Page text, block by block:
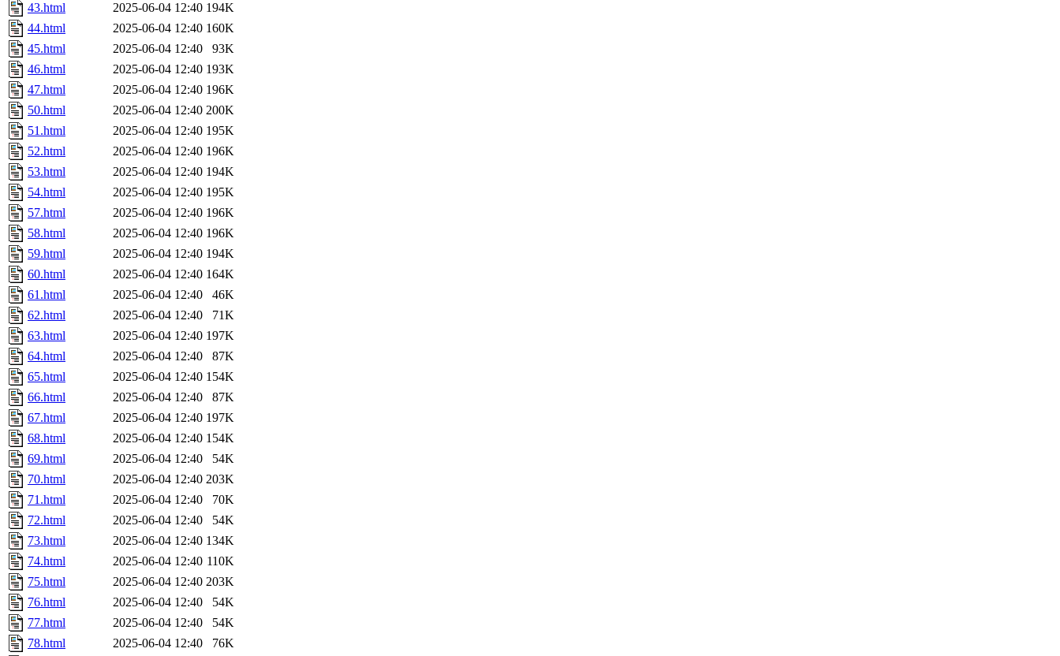
43.html
2025-06-04 12:40 194K
44.html
2025-06-04 12:40 160K
45.html
2025-06-04 12:40
93K
46.html
2025-06-04 12:40 193K
47.html
2025-06-04 12:40 196K
50.html
2025-06-04 12:40 200K
51.html
2025-06-04 12:40 195K
52.html
2025-06-04 12:40 196K
53.html
2025-06-04 12:40 194K
54.html
2025-06-04 12:40 195K
57.html
2025-06-04 12:40 196K
58.html
2025-06-04 12:40 196K
59.html
2025-06-04 12:40 194K
60.html
2025-06-04 12:40 164K
61.html
2025-06-04 12:40
46K
62.html
2025-06-04 12:40
71K
63.html
2025-06-04 12:40 197K
64.html
2025-06-04 12:40
87K
65.html
2025-06-04 12:40 154K
66.html
2025-06-04 12:40
87K
67.html
2025-06-04 12:40 197K
68.html
2025-06-04 12:40 154K
69.html
2025-06-04 12:40
54K
70.html
2025-06-04 12:40 203K
71.html
2025-06-04 12:40
70K
72.html
2025-06-04 12:40
54K
73.html
2025-06-04 12:40 134K
74.html
2025-06-04 12:40 110K
75.html
2025-06-04 12:40 203K
76.html
2025-06-04 12:40
54K
77.html
2025-06-04 12:40
54K
78.html
2025-06-04 12:40
76K